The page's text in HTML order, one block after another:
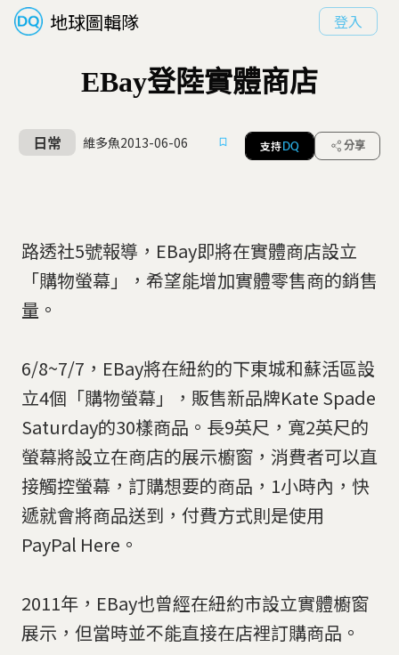
地球圖輯隊 登入
EBay登陸實體商店
日常 維多魚2013-06-06 支持 DQ 分享
路透社5號報導，EBay即將在實體商店設立
「購物螢幕」，希望能增加實體零售商的銷售
量。
6/8~7/7，EBay將在紐約的下東城和蘇活區設
立4個「購物螢幕」，販售新品牌Kate Spade
Saturday的30樣商品。長9英尺，寬2英尺的
螢幕將設立在商店的展示櫥窗，消費者可以直
接觸控螢幕，訂購想要的商品，1小時內，快
遞就會將商品送到，付費方式則是使用
PayPal Here。
2011年，EBay也曾經在紐約市設立實體櫥窗
展示，但當時並不能直接在店裡訂購商品。